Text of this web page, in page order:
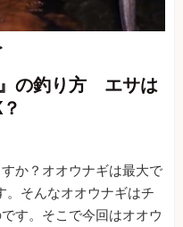
の釣り方 エサは
か？オオウナギは最大で
そんなオオウナギはチ
す。そこで今回はオオウ